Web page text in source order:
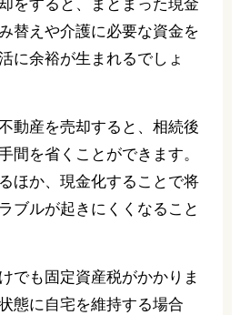
をすると、まとまった現金
替えや介護に必要な資金を
に余裕が生まれるでしょ
動産を売却すると、相続後
間を省くことができます。
ほか、現金化することで将
ブルが起きにくくなること
でも固定資産税がかかりま
態に自宅を維持する場合